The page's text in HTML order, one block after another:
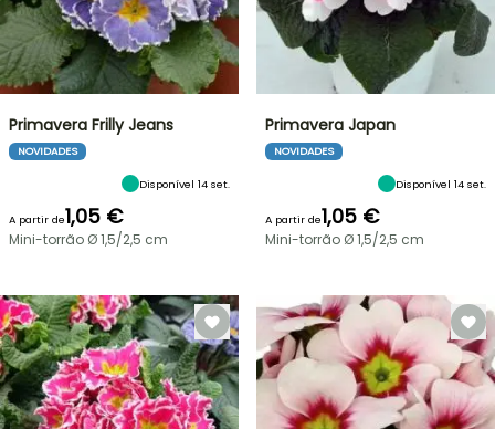
Primavera Frilly Jeans
NOVIDADES
Disponível 14 set.
A partir de1,05 €
Mini-torrão Ø 1,5/2,5 cm
Primavera Japan
NOVIDADES
Disponível 14 set.
A partir de1,05 €
Mini-torrão Ø 1,5/2,5 cm